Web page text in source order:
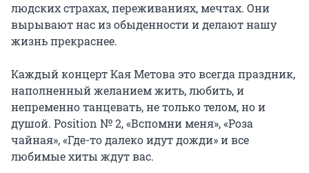
людских страхах, переживаниях, мечтах. Они
вырывают нас из обыденности и делают нашу
жизнь прекраснее.
Каждый концерт Кая Метова это всегда праздник,
наполненный желанием жить, любить, и
непременно танцевать, не только телом, но и
душой. Position № 2, «Вспомни меня», «Роза
чайная», «Где-то далеко идут дожди» и все
любимые хиты ждут вас.